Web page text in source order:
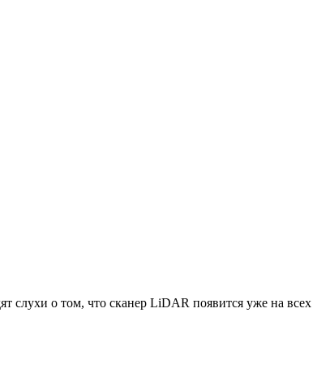
слухи о том, что сканер LiDAR появится уже на всех